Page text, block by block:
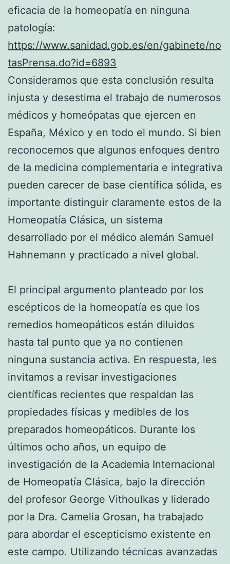
eficacia de la homeopatía en ninguna
patología:
https://www.sanidad.gob.es/en/gabinete/no
tasPrensa.do?id=6893
Consideramos que esta conclusión resulta
injusta y desestima el trabajo de numerosos
médicos y homeópatas que ejercen en
España, México y en todo el mundo. Si bien
reconocemos que algunos enfoques dentro
de la medicina complementaria e integrativa
pueden carecer de base científica sólida, es
importante distinguir claramente estos de la
Homeopatía Clásica, un sistema
desarrollado por el médico alemán Samuel
Hahnemann y practicado a nivel global.
El principal argumento planteado por los
escépticos de la homeopatía es que los
remedios homeopáticos están diluidos
hasta tal punto que ya no contienen
ninguna sustancia activa. En respuesta, les
invitamos a revisar investigaciones
científicas recientes que respaldan las
propiedades físicas y medibles de los
preparados homeopáticos. Durante los
últimos ocho años, un equipo de
investigación de la Academia Internacional
de Homeopatía Clásica, bajo la dirección
del profesor George Vithoulkas y liderado
por la Dra. Camelia Grosan, ha trabajado
para abordar el escepticismo existente en
este campo. Utilizando técnicas avanzadas